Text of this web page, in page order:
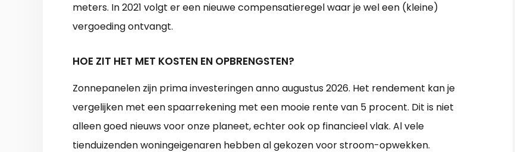
meters. In 2021 volgt er een nieuwe compensatieregel waar je wel een (kleine)
vergoeding ontvangt.
HOE ZIT HET MET KOSTEN EN OPBRENGSTEN?
Zonnepanelen zijn prima investeringen anno augustus 2026. Het rendement kan je
vergelijken met een spaarrekening met een mooie rente van 5 procent. Dit is niet
alleen goed nieuws voor onze planeet, echter ook op financieel vlak. Al vele
tienduizenden woningeigenaren hebben al gekozen voor stroom-opwekken.